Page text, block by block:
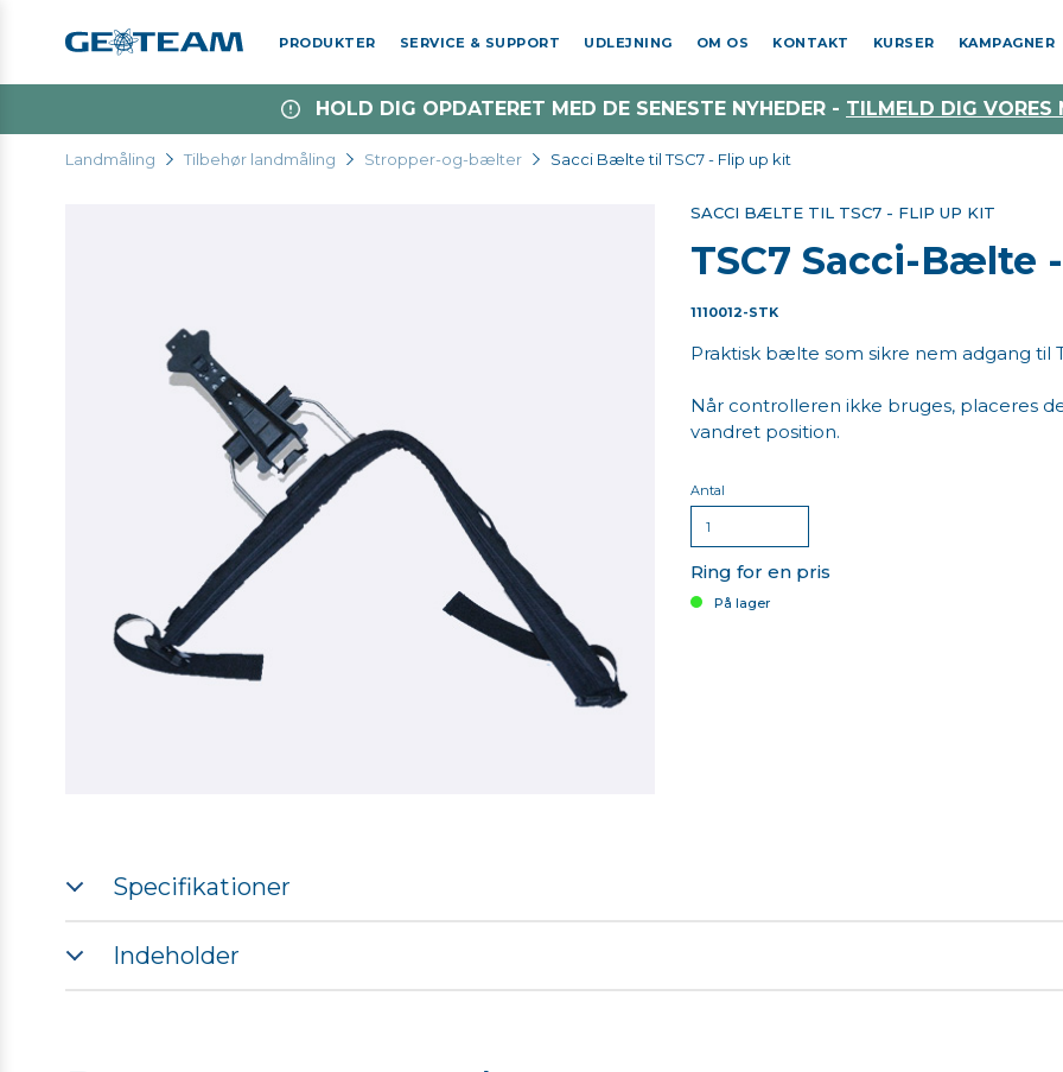
PRODUKTER SERVICE & SUPPORT UDLEJNING OM OS KONTAKT KURSER KAMPAGNER
HOLD DIG OPDATERET MED DE SENESTE NYHEDER - TILMELD DIG VORES
Landmåling Tilbehør landmåling Stropper-og-bælter Sacci Bælte til TSC7 - Flip up kit
SACCI BÆLTE TIL TSC7 - FLIP UP KIT
TSC7 Sacci-Bælte
1110012-STK
Praktisk bælte som sikre nem adgang til
Når controlleren ikke bruges, placeres
vandret position.
Antal
Ring for en pris
På lager
Specifikationer
Indeholder